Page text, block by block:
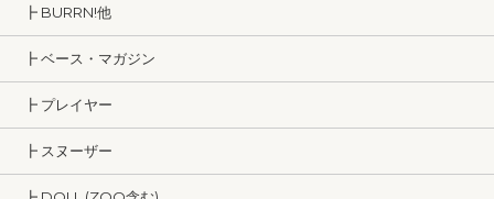
┣ BURRN!他
┣ ベース・マガジン
┣ プレイヤー
┣ スヌーザー